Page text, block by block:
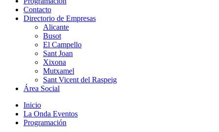
Contacto
Directorio de Empresas
Alicante
Busot
El Campello
Sant Joan
Xixona
Mutxamel
Sant Vicent del Raspeig
Área Social
Inicio
La Onda Eventos
Programación